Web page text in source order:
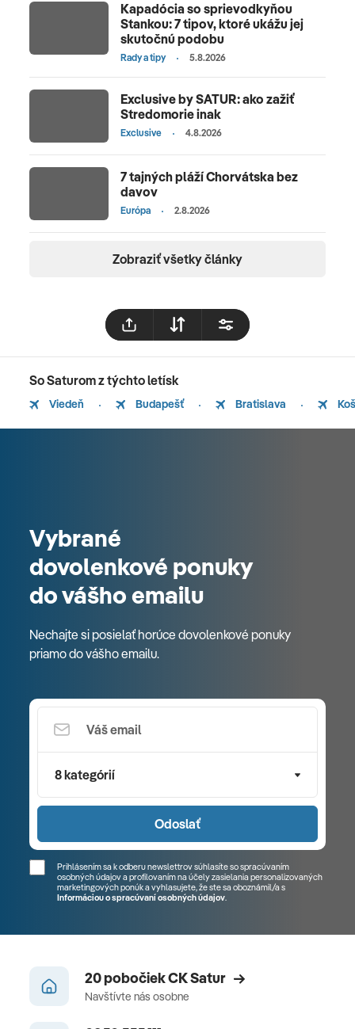
Kapadócia so sprievodkyňou
Stankou: 7 tipov, ktoré ukážu jej
skutočnú podobu
Rady a tipy 5.8.2026
Exclusive by SATUR: ako zažiť
Stredomorie inak
Exclusive 4.8.2026
7 tajných pláží Chorvátska bez
davov
Európa 2.8.2026
Zobraziť všetky články
So Saturom z týchto letísk
Viedeň Budapešť Bratislava
Vybrané
dovolenkové ponuky
do vášho emailu
Nechajte si posielať horúce dovolenkové ponuky
priamo do vášho emailu.
8 kategórií
Odoslať
Prihlásením sa k odberu newslettrov súhlasíte so spracúvaním
osobných údajov a profilovaním na účely zasielania personalizovaných
marketingových ponúk a vyhlasujete, že ste saoboznámil/as
Informáciou o spracúvaní osobných údajov.
20 pobočiek CK Satur
Navštívte nás osobne